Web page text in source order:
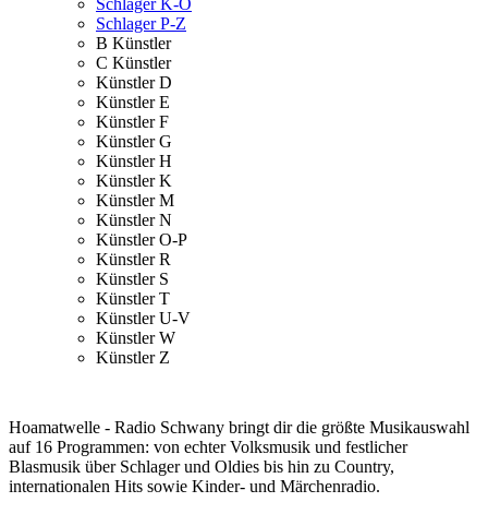
Schlager P-Z
B Künstler
C Künstler
Künstler D
Künstler E
Künstler F
Künstler G
Künstler H
Künstler K
Künstler M
Künstler N
Künstler O-P
Künstler R
Künstler S
Künstler T
Künstler U-V
Künstler W
Künstler Z
Hoamatwelle - Radio Schwany bringt dir die größte Musikauswahl
auf 16 Programmen: von echter Volksmusik und festlicher
Blasmusik über Schlager und Oldies bis hin zu Country,
internationalen Hits sowie Kinder- und Märchenradio.